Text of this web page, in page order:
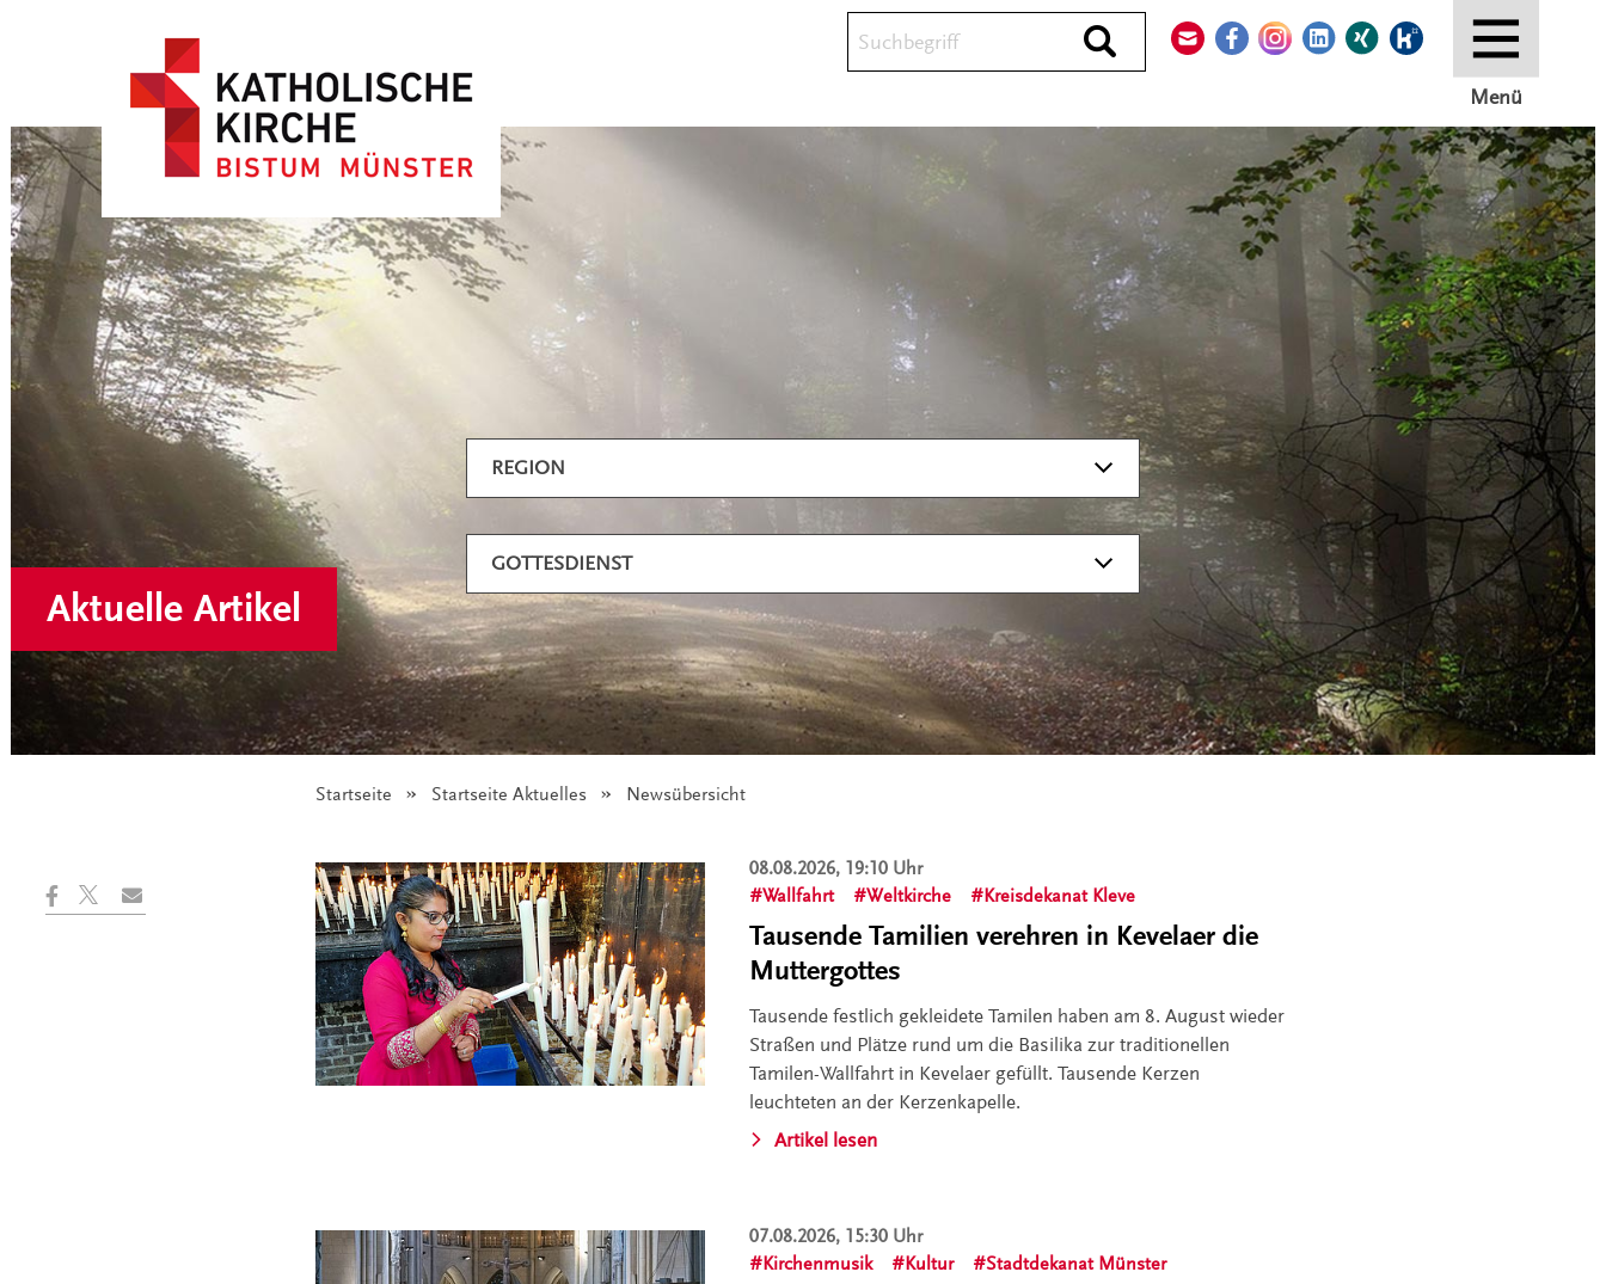
Durchsuchen
Menü
Aktuelle Artikel
Artikel filtern REGION
GOTTESDIENST
Startseite Startseite Aktuelles Angezeigt:
Newsübersicht
08.08.2026, 19:10 Uhr
Wallfahrt
Weltkirche Kreisdekanat Kleve
Tausende Tamilien verehren in Kevelaer die
Muttergottes
Tausende festlich gekleidete Tamilen haben am 8. August wieder
Straßen und Plätze rund um die Basilika zur traditionellen
Tamilen-Wallfahrt in Kevelaer gefüllt. Tausende Kerzen
leuchteten an der Kerzenkapelle.
Artikel lesen
07.08.2026, 15:30 Uhr
Kirchenmusik
Kultur Stadtdekanat Münster